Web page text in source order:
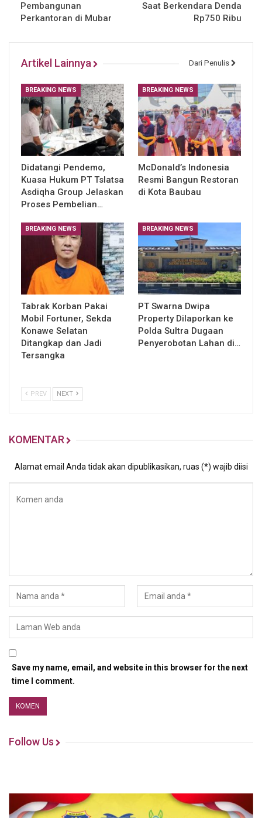
Pembangunan
Perkantoran di Mubar
Saat Berkendara Denda
Rp750 Ribu
Artikel Lainnya Dari Penulis
BREAKING NEWS
Didatangi Pendemo,
Kuasa Hukum PT Tslatsa
Asdiqha Group Jelaskan
Proses Pembelian…
BREAKING NEWS
McDonald’s Indonesia
Resmi Bangun Restoran
di Kota Baubau
BREAKING NEWS
Tabrak Korban Pakai
Mobil Fortuner, Sekda
Konawe Selatan
Ditangkap dan Jadi
Tersangka
BREAKING NEWS
PT Swarna Dwipa
Property Dilaporkan ke
Polda Sultra Dugaan
Penyerobotan Lahan di…
PREV NEXT
KOMENTAR
Alamat email Anda tidak akan dipublikasikan, ruas (*) wajib diisi
Save my name, email, and website in this browser for the next
time I comment.
Follow Us